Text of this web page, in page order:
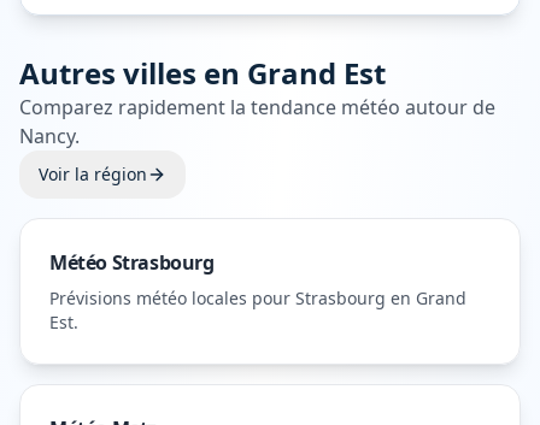
Autres villes en Grand Est
Comparez rapidement la tendance météo autour de
Nancy.
Voir la région
MétéoStrasbourg
Prévisions météo locales pour Strasbourg en Grand
Est.